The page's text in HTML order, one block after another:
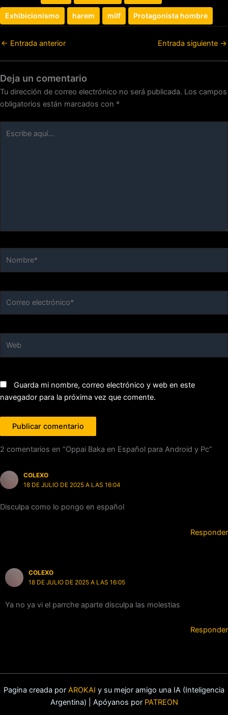
Exhibicionismo harem milf Protagonista hombre
← Entrada anterior Entrada siguiente →
Deja un comentario
Tu dirección de correo electrónico no será publicada. Los campos
obligatorios están marcados con *
Guarda mi nombre, correo electrónico y web en este
navegador para la próxima vez que comente.
2 comentarios en “Oppai Baka en Español para Android y Pc”
COLEXO
18 DE JULIO DE 2025 A LAS 16:04
Disculpa como lo pongo en español
Responder
COLEXO
18 DE JULIO DE 2025 A LAS 16:05
Ya no ya vi el parrche aparte disculpa las molestias
Responder
Pagina creada por AROKAI y su mejor amigo una IA (Inteligencia
Argentina) | Apóyanos por PATREON